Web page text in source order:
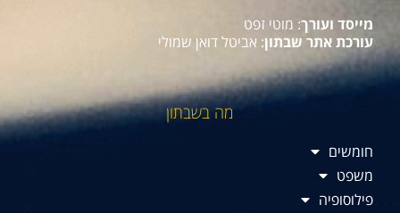
מייסד ועורך: מוטי זפט
עורכת אתר שבתון: אביטל דואן שמולי
מה בשבתון
חומשים
משפט
פילוסופיה